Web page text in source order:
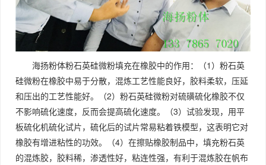
海扬粉体粉石英硅微粉填充在橡胶中的作用：（1）粉石英
硅微粉在橡胶中易于分散，混炼工艺性能良好，胶料柔软，压延
和压出的工艺性能好。（2）粉石英硅微粉对硫磺硫化橡胶不仅
不影响硫化速度，反而会提高硫化速度。（3）试验发现，用平
板硫化机硫化试片，硫化后的试片常易粘着铁模型，这表明它对
橡胶有增进粘性的功效。（4）在擦贴橡胶制品中，填充粉石英
的混炼胶，胶料稀，渗透性好，粘连性强，有利于混炼胶在帆布